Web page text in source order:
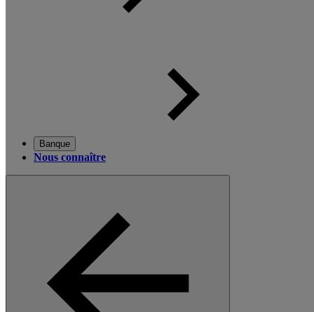
Banque
Nous connaître